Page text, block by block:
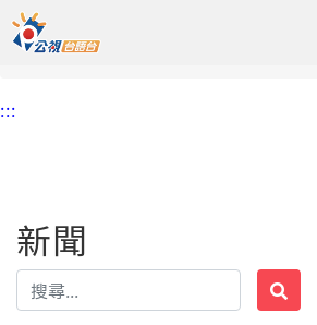
中央內容區塊
頭頁
:::
新聞